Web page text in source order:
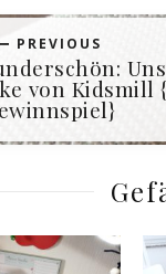
PREVIOUS
von Kidsmill